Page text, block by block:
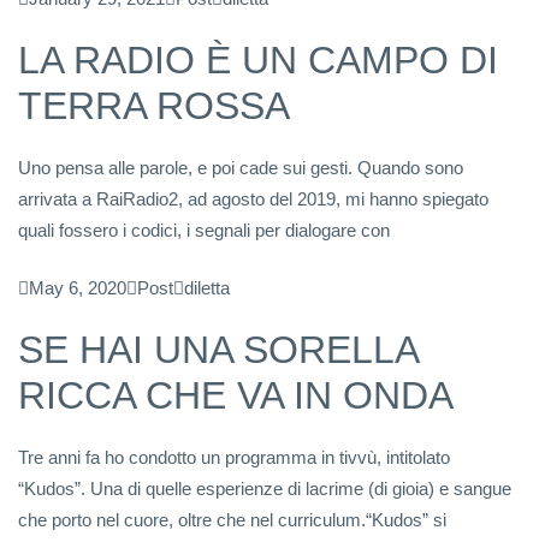
LA RADIO È UN CAMPO DI
TERRA ROSSA
Uno pensa alle parole, e poi cade sui gesti. Quando sono
arrivata a RaiRadio2, ad agosto del 2019, mi hanno spiegato
quali fossero i codici, i segnali per dialogare con
May 6, 2020 Post diletta
SE HAI UNA SORELLA
RICCA CHE VA IN ONDA
Tre anni fa ho condotto un programma in tivvù, intitolato
“Kudos”. Una di quelle esperienze di lacrime (di gioia) e sangue
che porto nel cuore, oltre che nel curriculum.“Kudos” si